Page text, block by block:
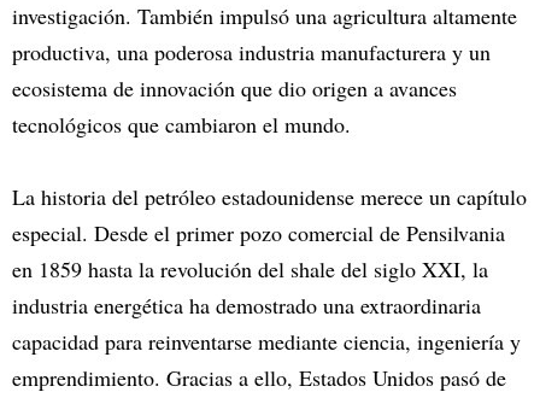
investigación. También impulsó una agricultura altamente
productiva, una poderosa industria manufacturera y un
ecosistema de innovación que dio origen a avances
tecnológicos que cambiaron el mundo.
La historia del petróleo estadounidense merece un capítulo
especial. Desde el primer pozo comercial de Pensilvania
en 1859 hasta la revolución del shale del siglo XXI, la
industria energética ha demostrado una extraordinaria
capacidad para reinventarse mediante ciencia, ingeniería y
emprendimiento. Gracias a ello, Estados Unidos pasó de